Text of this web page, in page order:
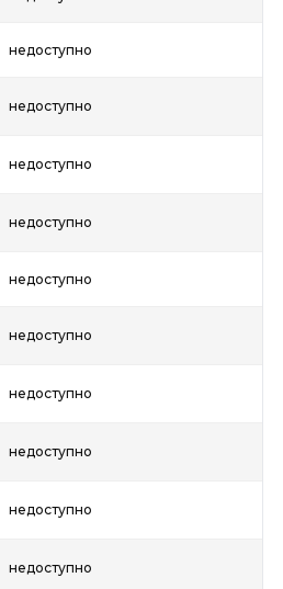
недоступно
недоступно
недоступно
недоступно
недоступно
недоступно
недоступно
недоступно
недоступно
недоступно